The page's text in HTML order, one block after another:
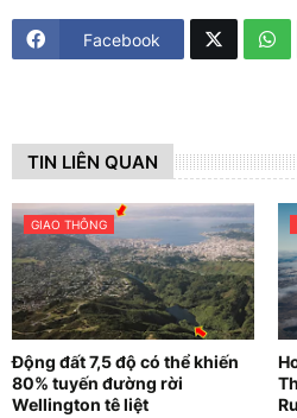
Facebook
TIN LIÊN QUAN
GIAO THÔNG
Động đất 7,5 độ có thể khiến
80% tuyến đường rời
Wellington tê liệt